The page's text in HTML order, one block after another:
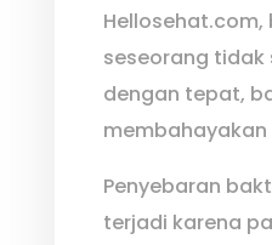
Hellosehat.com,
seseorang
dengan tepat,
membahayakan
Penyebaran
terjadi karena